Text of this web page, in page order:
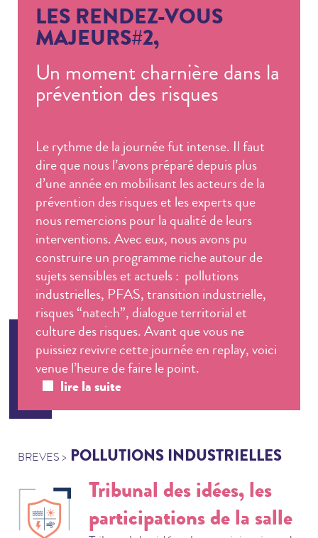
LES RENDEZ-VOUS
MAJEURS#2,
Un moment charnière dans la
prévention des risques
Le rythme de la journée fut intense. Il faut
dire que nous l’avons préparé depuis plus
d’une année en mobilisant les acteurs de la
prévention des risques et les experts que
nous remercions pour la qualité de leurs
interventions. Avec eux, nous avons pu
construire un programme riche autour de
sujets sensibles et actuels : pollutions
industrielles, PFAS, transition industrielle,
risques “natech”, dialogue territorial et
culture des risques. Avant que vous ne
puissiez revivre cette journée en replay, voici
venue l’heure de faire le point.
lire la suite
BREVES > POLLUTIONS INDUSTRIELLES
Tribunal des idées, les
participations de la salle